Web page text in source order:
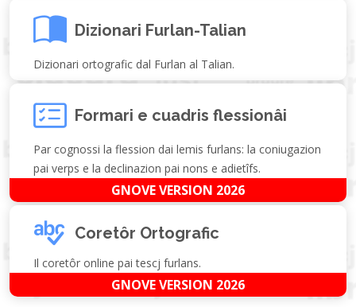
Dizionari Furlan-Talian
Dizionari ortografic dal Furlan al Talian.
Formari e cuadris flessionâi
Par cognossi la flession dai lemis furlans: la coniugazion
pai verps e la declinazion pai nons e adietîfs.
GNOVE VERSION 2026
Coretôr Ortografic
Il coretôr online pai tescj furlans.
GNOVE VERSION 2026